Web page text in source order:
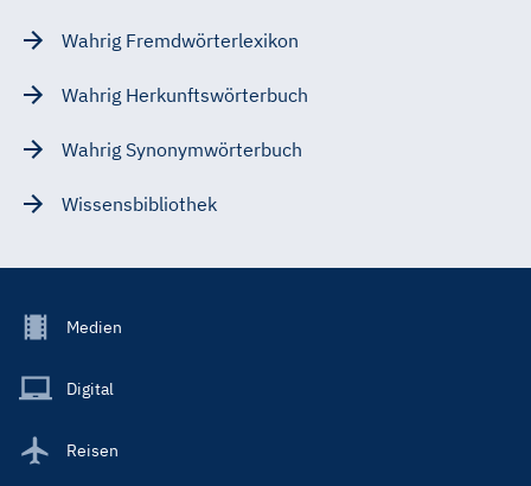
Wahrig Fremdwörterlexikon
Wahrig Herkunftswörterbuch
Wahrig Synonymwörterbuch
Wissensbibliothek
Footer
Main
Medien
Digital
Reisen